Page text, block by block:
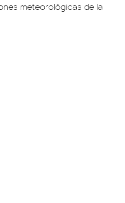
meteorológicas de la